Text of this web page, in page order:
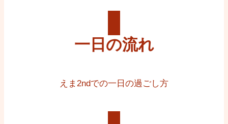
一日の流れ
えま2ndでの一日の過ごし方